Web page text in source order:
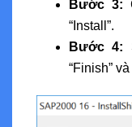
Bước 3:
“Install”.
Bước 4:
“Finish”